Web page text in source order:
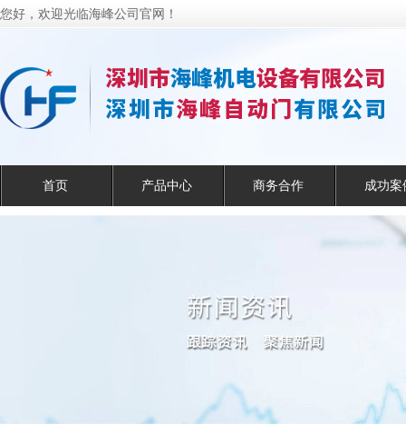
您好，欢迎光临海峰公司官网！
首页 产品中心 商务合作 成功案